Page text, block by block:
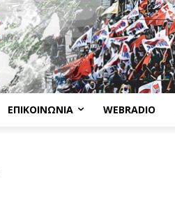
ΕΠΙΚΟΙΝΩΝΊΑ WEBRADIO